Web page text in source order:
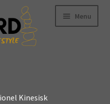
Menu
Kinesisk